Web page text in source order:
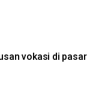
vokasi di pasar